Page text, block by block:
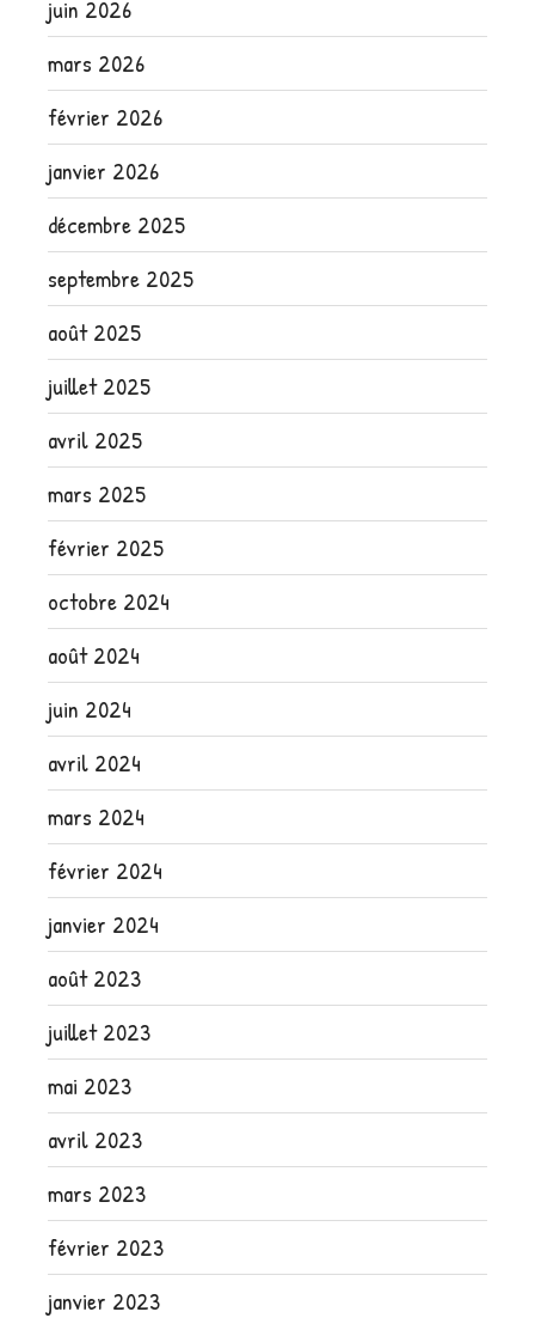
juin 2026
mars 2026
février 2026
janvier 2026
décembre 2025
septembre 2025
août 2025
juillet 2025
avril 2025
mars 2025
février 2025
octobre 2024
août 2024
juin 2024
avril 2024
mars 2024
février 2024
janvier 2024
août 2023
juillet 2023
mai 2023
avril 2023
mars 2023
février 2023
janvier 2023